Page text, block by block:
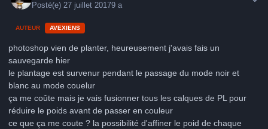
Posté(e) 27 juillet 20179 a
AUTEUR AVEXIENS
photoshop vien de planter, heureusement j'avais fais un
sauvegarde hier
le plantage est survenur pendant le passage du mode noir et
blanc au mode couelur
ça me coûte mais je vais fusionner tous les calques de PL pour
réduire le poids avant de passer en couleur
ce que ça me coute ? la possibilité d'affiner le poid de chaque